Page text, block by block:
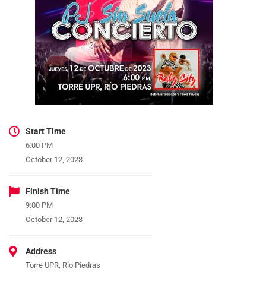
Start Time
6:00 PM
October 12, 2023
Finish Time
9:00 PM
October 12, 2023
Address
Torre UPR, Río Piedras